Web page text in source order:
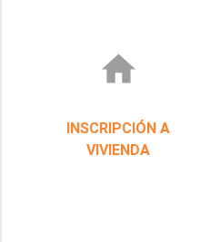
home
INSCRIPCIÓN A
VIVIENDA